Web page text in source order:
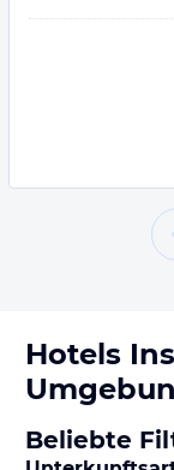
Hotels
Beliebte